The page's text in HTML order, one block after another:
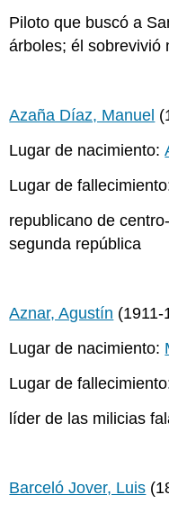
Piloto que buscó a
árboles; él sobrevivió
Azaña Díaz, Manuel
Lugar de nacimiento:
Lugar de
republicano de
segunda república
Aznar, Agustín (1911-
Lugar de nacimiento:
Lugar de
líder de las milicias
Barceló Jover, Luis